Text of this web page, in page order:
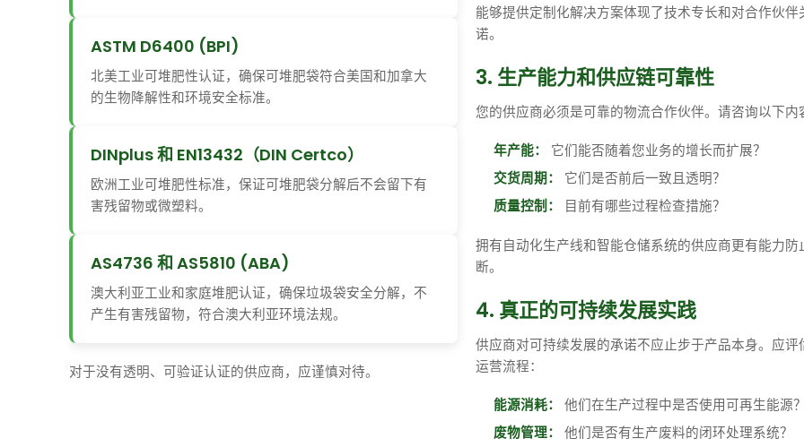
ASTM D6400 (BPI)
北美工业可堆肥性认证，确保可堆肥袋符合美国和加拿大
的生物降解性和环境安全标准。
DINplus 和 EN13432（DIN Certco）
欧洲工业可堆肥性标准，保证可堆肥袋分解后不会留下有
害残留物或微塑料。
AS4736 和 AS5810 (ABA)
澳大利亚工业和家庭堆肥认证，确保垃圾袋安全分解，不
产生有害残留物，符合澳大利亚环境法规。
对于没有透明、可验证认证的供应商，应谨慎对待。
能够提供定制化解决方案体现了技术专长和对合作伙伴
诺。
3. 生产能力和供应链可靠性
您的供应商必须是可靠的物流合作伙伴。请咨询以下内
年产能：
它们能否随着您业务的增长而扩展？
交货周期：
它们是否前后一致且透明？
质量控制：
目前有哪些过程检查措施？
拥有自动化生产线和智能仓储系统的供应商更有能力防
断。
4. 真正的可持续发展实践
供应商对可持续发展的承诺不应止步于产品本身。应评
运营流程：
能源消耗：
他们在生产过程中是否使用可再生能源
废物管理：
他们是否有生产废料的闭环处理系统？